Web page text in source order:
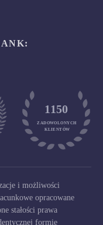
1150
ZADOWOLONYCH
KLIENTÓW
i możliwości
opracowane
stałości prawa
formie